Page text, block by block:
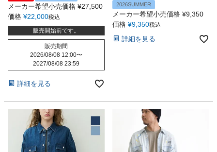
メーカー希望小売価格 ¥27,500
価格 ¥22,000税込
販売開始前です。
販売期間
2026/08/08 12:00〜
2027/08/08 23:59
詳細を見る
2026SUMMER
メーカー希望小売価格 ¥9,350
価格 ¥9,350税込
詳細を見る